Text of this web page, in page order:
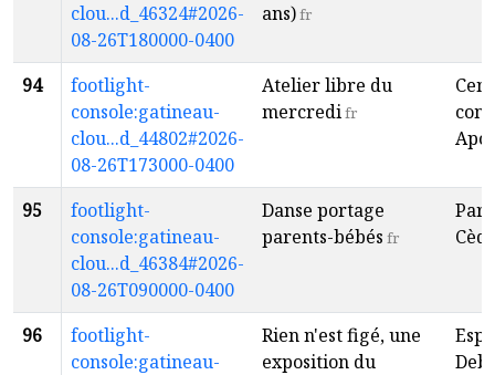
clou...d_46324#2026-
08-26T180000-0400
ans)fr
94
footlight-
console:gatineau-
clou...d_44802#2026-
08-26T173000-0400
Atelier libre du
mercredifr
95
footlight-
console:gatineau-
clou...d_46384#2026-
08-26T090000-0400
Danse portage
parents-bébés fr
96
footlight-
console:gatineau-
Rien n'est figé, une
exposition du